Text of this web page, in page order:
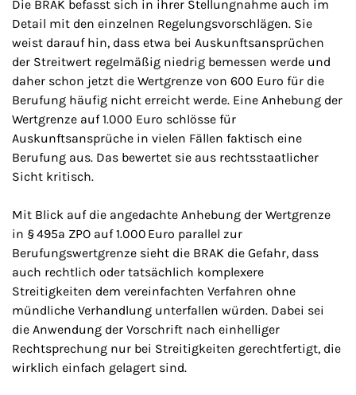
Die BRAK befasst sich in ihrer Stellungnahme auch im
Detail mit den einzelnen Regelungsvorschlägen. Sie
weist darauf hin, dass etwa bei Auskunftsansprüchen
der Streitwert regelmäßig niedrig bemessen werde und
daher schon jetzt die Wertgrenze von 600 Euro für die
Berufung häufig nicht erreicht werde. Eine Anhebung der
Wertgrenze auf 1.000 Euro schlösse für
Auskunftsansprüche in vielen Fällen faktisch eine
Berufung aus. Das bewertet sie aus rechtsstaatlicher
Sicht kritisch.
Mit Blick auf die angedachte Anhebung der Wertgrenze
in § 495a ZPO auf 1.000 Euro parallel zur
Berufungswertgrenze sieht die BRAK die Gefahr, dass
auch rechtlich oder tatsächlich komplexere
Streitigkeiten dem vereinfachten Verfahren ohne
mündliche Verhandlung unterfallen würden. Dabei sei
die Anwendung der Vorschrift nach einhelliger
Rechtsprechung nur bei Streitigkeiten gerechtfertigt, die
wirklich einfach gelagert sind.